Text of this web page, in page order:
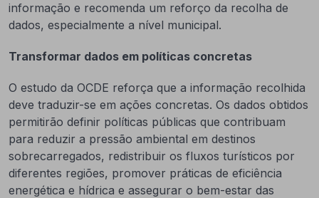
informação e recomenda um reforço da recolha de
dados, especialmente a nível municipal.
Transformar dados em políticas concretas
O estudo da OCDE reforça que a informação recolhida
deve traduzir-se em ações concretas. Os dados obtidos
permitirão definir políticas públicas que contribuam
para reduzir a pressão ambiental em destinos
sobrecarregados, redistribuir os fluxos turísticos por
diferentes regiões, promover práticas de eficiência
energética e hídrica e assegurar o bem-estar das